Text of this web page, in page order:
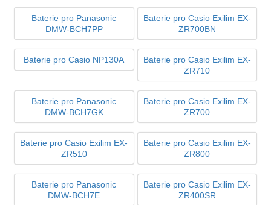
Baterie pro Panasonic
DMW-BCH7PP
Baterie pro Casio Exilim EX-
ZR700BN
Baterie pro Casio NP130A
Baterie pro Casio Exilim EX-
ZR710
Baterie pro Panasonic
DMW-BCH7GK
Baterie pro Casio Exilim EX-
ZR700
Baterie pro Casio Exilim EX-
ZR510
Baterie pro Casio Exilim EX-
ZR800
Baterie pro Panasonic
DMW-BCH7E
Baterie pro Casio Exilim EX-
ZR400SR